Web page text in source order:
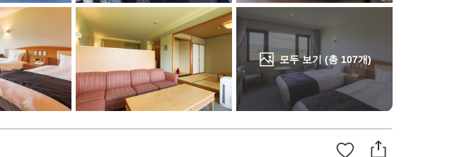
모두 보기 (총107개)